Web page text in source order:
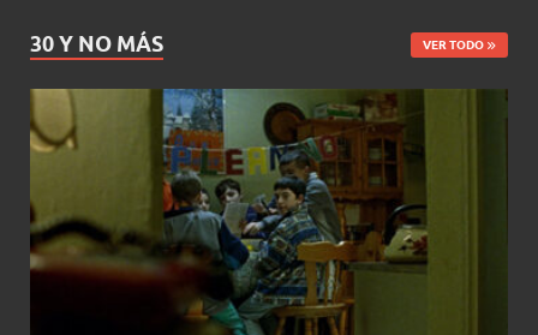
30 Y NO MÁS VER TODO